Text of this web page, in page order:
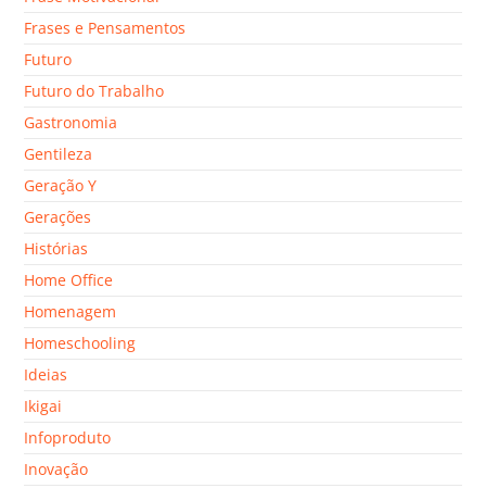
Frases e Pensamentos
Futuro
Futuro do Trabalho
Gastronomia
Gentileza
Geração Y
Gerações
Histórias
Home Office
Homenagem
Homeschooling
Ideias
Ikigai
Infoproduto
Inovação